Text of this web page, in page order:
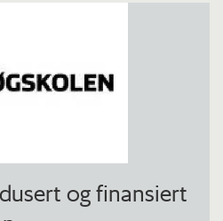
og finansiert